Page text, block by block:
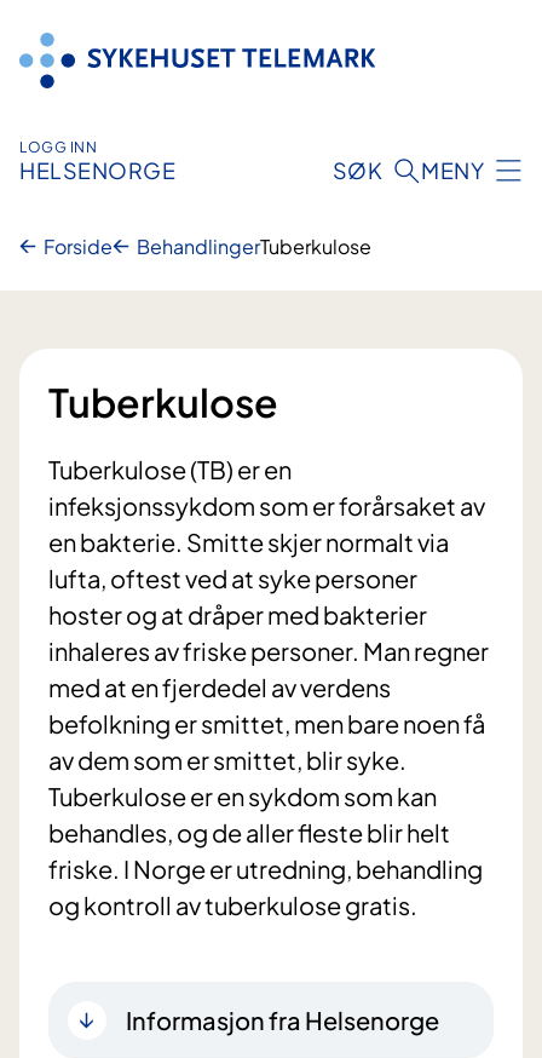
innhold
LOGG INN
HELSENORGE SØK MENY
Forside BehandlingerTuberkulose
Tuberkulose
Tuberkulose (TB) er en
infeksjonssykdom som er forårsaket av
en bakterie. Smitte skjer normalt via
lufta, oftest ved at syke personer
hoster og at dråper med bakterier
inhaleres av friske personer. Man regner
med at en fjerdedel av verdens
befolkning er smittet, men bare noen få
av dem som er smittet, blir syke.
Tuberkulose er en sykdom som kan
behandles, og de aller fleste blir helt
friske. I Norge er utredning, behandling
og kontroll av tuberkulose gratis.
Informasjon fra Helsenorge